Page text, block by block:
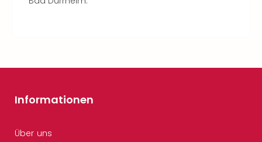
Informationen
Über uns